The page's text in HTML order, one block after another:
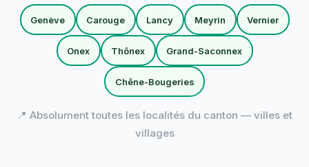
Genève Carouge Lancy Meyrin Vernier
Onex Thônex Grand-Saconnex
Chêne-Bougeries
📍 Absolument toutes les localités du canton — villes et
villages